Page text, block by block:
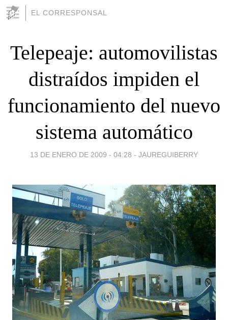
EL CORRESPONSAL
Telepeaje: automovilistas
distraídos impiden el
funcionamiento del nuevo
sistema automático
13 DE ENERO DE 2009 - 04:28 - JAUREGUIBERRY